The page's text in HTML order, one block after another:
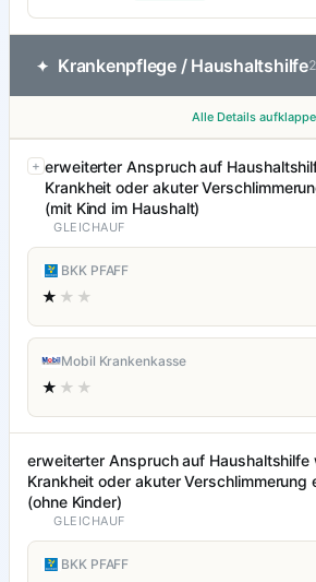
✦ Krankenpflege / Haushaltshilfe
Alle Details
erweiterter Anspruch auf
Krankheit oder akuter
(mit Kind im Haushalt)
GLEICHAUF
BKK PFAFF
★ ★★
Mobil Krankenkasse
★ ★★
erweiterter Anspruch auf
Krankheit oder akuter Verschlimmerung
(ohne Kinder)
GLEICHAUF
BKK PFAFF